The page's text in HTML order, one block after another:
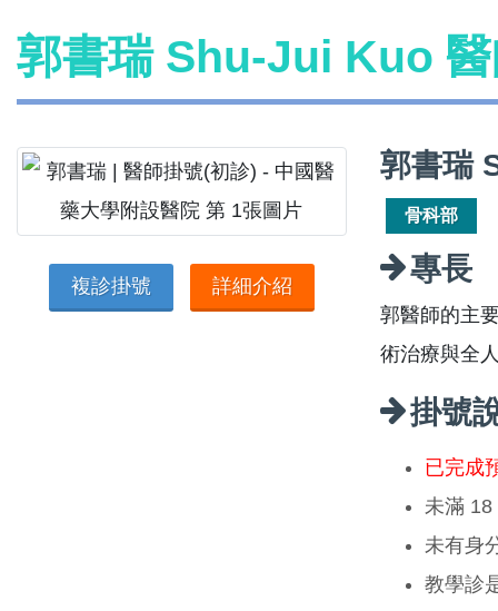
郭書瑞 Shu-Jui Kuo
複診掛號 詳細介紹
郭書瑞
骨科部
專長
郭醫師的主
術治療與全
掛號
已完成
未滿 18
未有身
教學診